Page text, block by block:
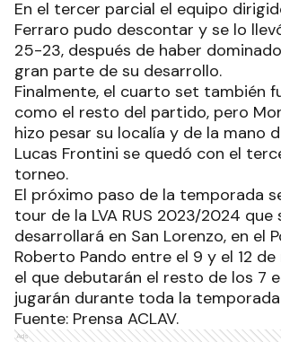
En el tercer parcial el equipo
Ferraro pudo descontar y se lo
25-23, después de haber
gran parte de su desarrollo.
Finalmente, el cuarto set también
como el resto del partido, pero
hizo pesar su localía y de la mano
Lucas Frontini se quedó con el
torneo.
El próximo paso de la temporada
tour de la LVA RUS 2023/2024 que
desarrollará en San Lorenzo, en el
Roberto Pando entre el 9 y el 12 de
el que debutarán el resto de los 7
jugarán durante toda la
Fuente: Prensa ACLAV.
Ads